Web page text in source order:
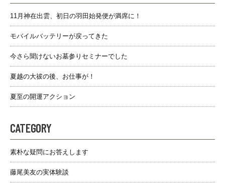
11月神在出雲、初日の羽田始発便が満席に！
モバイルバッテリーが戻ってきた
今さら聞けないお墓参りセミナーでした
夏越の大祓の後、お仕事が！
夏至の開運アクション
CATEGORY
素朴な疑問にお答えします
藤尾美友の実体験談